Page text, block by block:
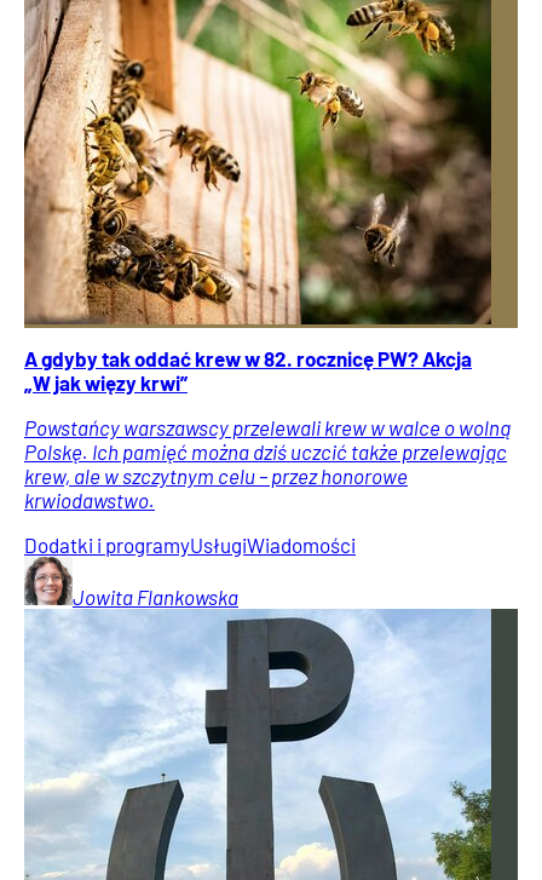
A gdyby tak oddać krew w 82. rocznicę PW? Akcja
„W jak więzy krwi”
Powstańcy warszawscy przelewali krew w walce o wolną
Polskę. Ich pamięć można dziś uczcić także przelewając
krew, ale w szczytnym celu – przez honorowe
krwiodawstwo.
Dodatki i programyUsługiWiadomości
Jowita Flankowska